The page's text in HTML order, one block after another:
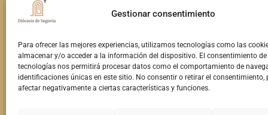
Gestionar consentimiento
Para ofrecer las mejores experiencias, utilizamos tecnologías como las
almacenar y/o acceder a la información del dispositivo. El consentimiento de
tecnologías nos permitirá procesar datos como el comportamiento de
identificaciones únicas en este sitio. No consentir o retirar el consentimiento,
afectar negativamente a ciertas características y funciones.
Calle Seminario, 4 • 40001 Segovia
comunicacion@obispadodesegovia.es